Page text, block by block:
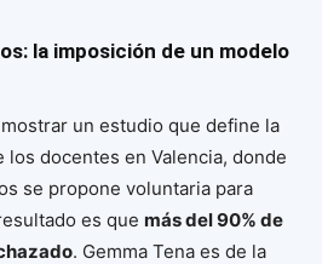
la imposición de un modelo
un estudio que define la
docentes en Valencia, donde
se propone voluntaria para
es que más del 90% de
. Gemma Tena es de la